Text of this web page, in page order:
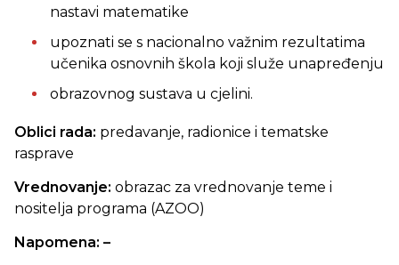
nastavi matematike
upoznati se s nacionalno važnim rezultatima
učenika osnovnih škola koji služe unapređenju
obrazovnog sustava u cjelini.
Oblici rada: predavanje, radionice i tematske
rasprave
Vrednovanje: obrazac za vrednovanje teme i
nositelja programa (AZOO)
Napomena: –